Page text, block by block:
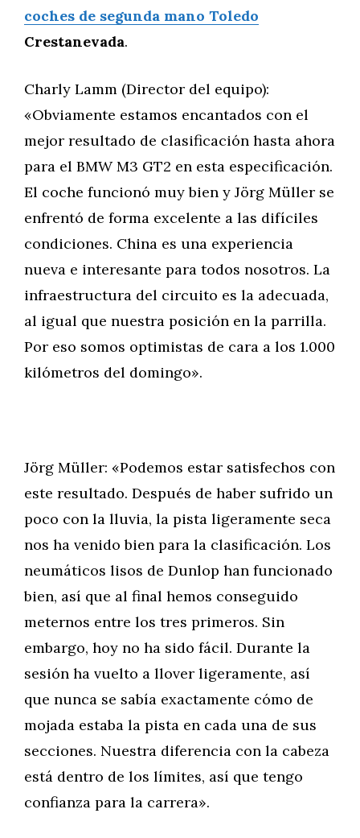
coches de segunda mano Toledo
Crestanevada.
Charly Lamm (Director del equipo):
«Obviamente estamos encantados con el
mejor resultado de clasificación hasta ahora
para el BMW M3 GT2 en esta especificación.
El coche funcionó muy bien y Jörg Müller se
enfrentó de forma excelente a las difíciles
condiciones. China es una experiencia
nueva e interesante para todos nosotros. La
infraestructura del circuito es la adecuada,
al igual que nuestra posición en la parrilla.
Por eso somos optimistas de cara a los 1.000
kilómetros del domingo».
Jörg Müller: «Podemos estar satisfechos con
este resultado. Después de haber sufrido un
poco con la lluvia, la pista ligeramente seca
nos ha venido bien para la clasificación. Los
neumáticos lisos de Dunlop han funcionado
bien, así que al final hemos conseguido
meternos entre los tres primeros. Sin
embargo, hoy no ha sido fácil. Durante la
sesión ha vuelto a llover ligeramente, así
que nunca se sabía exactamente cómo de
mojada estaba la pista en cada una de sus
secciones. Nuestra diferencia con la cabeza
está dentro de los límites, así que tengo
confianza para la carrera».